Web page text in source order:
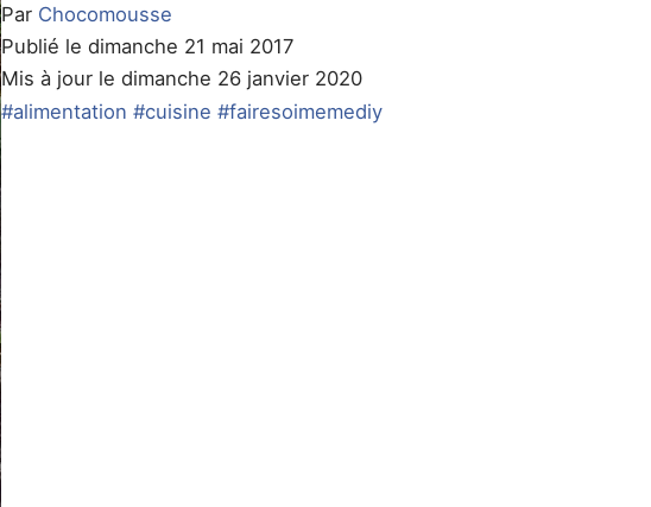
Par Chocomousse
Publié le dimanche 21 mai 2017
Mis à jour le dimanche 26 janvier 2020
#alimentation #cuisine #fairesoimemediy